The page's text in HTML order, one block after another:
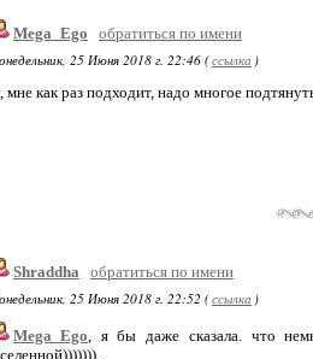
Mega_Ego
обратиться по имени
25 Июня 2018 г. 22:46 (ссылка )
мне как раз подходит, надо многое
Shraddha
обратиться по имени
25 Июня 2018 г. 22:52 (ссылка )
Mega_Ego, я бы даже сказала. что